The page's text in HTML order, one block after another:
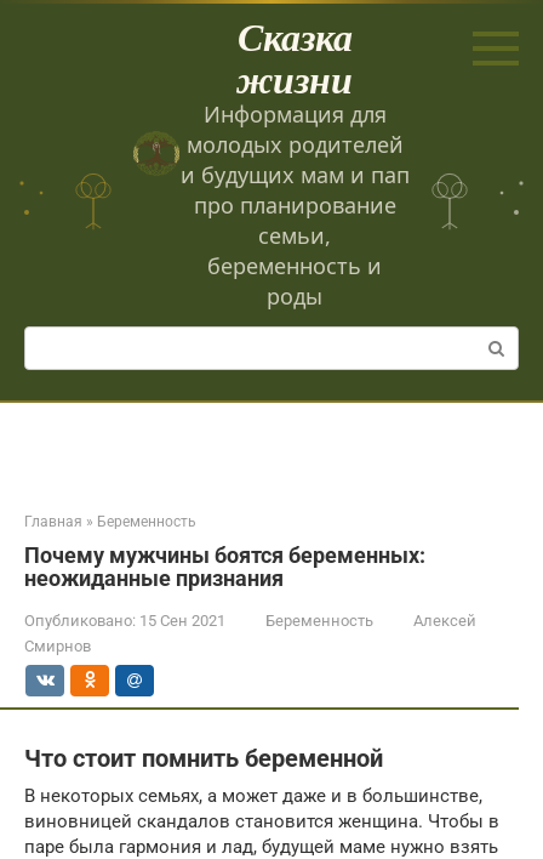
Сказка
жизни
Информация для
молодых родителей
и будущих мам и пап
про планирование
семьи,
беременность и
роды
Поиск:
Главная » Беременность
Почему мужчины боятся беременных:
неожиданные признания
Опубликовано: 15 Сен 2021 Беременность
Алексей
Смирнов
Что стоит помнить беременной
В некоторых семьях, а может даже и в большинстве,
виновницей скандалов становится женщина. Чтобы в
паре была гармония и лад, будущей маме нужно взять